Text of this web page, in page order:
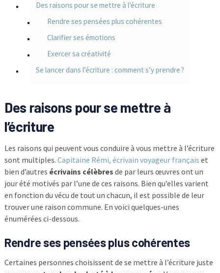
Des raisons pour se mettre à l’écriture
Rendre ses pensées plus cohérentes
Clarifier ses émotions
Exercer sa créativité
Se lancer dans l’écriture : comment s’y prendre ?
Des raisons pour se mettre à
l’écriture
Les raisons qui peuvent vous conduire à vous mettre à l’écriture
sont multiples. Capitaine Rémi, écrivain voyageur français et
bien d’autres écrivains célèbres de par leurs œuvres ont un
jour été motivés par l’une de ces raisons. Bien qu’elles varient
en fonction du vécu de tout un chacun, il est possible de leur
trouver une raison commune. En voici quelques-unes
énumérées ci-dessous.
Rendre ses pensées plus cohérentes
Certaines personnes choisissent de se mettre à l’écriture juste